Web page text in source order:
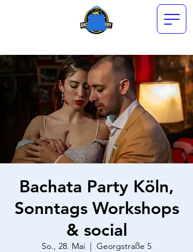
Bachata Party Köln,
Sonntags Workshops
& social
So., 28. Mai
  |
Georgstraße 5